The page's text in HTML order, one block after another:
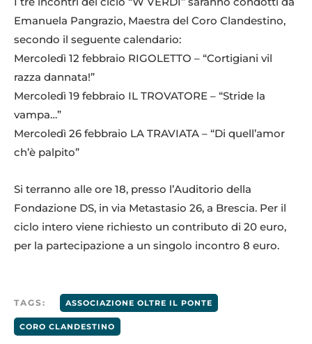
Emanuela Pangrazio, Maestra del Coro Clandestino,
secondo il seguente calendario:
Mercoledì 12 febbraio RIGOLETTO – “Cortigiani vil
razza dannata!”
Mercoledì 19 febbraio IL TROVATORE – “Stride la
vampa…”
Mercoledì 26 febbraio LA TRAVIATA – “Di quell’amor
ch’è palpito”
Si terranno alle ore 18, presso l’Auditorio della
Fondazione DS, in via Metastasio 26, a Brescia. Per il
ciclo intero viene richiesto un contributo di 20 euro,
per la partecipazione a un singolo incontro 8 euro.
TAGS: ASSOCIAZIONE OLTRE IL PONTE
CORO CLANDESTINO